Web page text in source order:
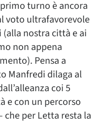
turno è ancora
voto ultrafavorevole
nostra città e ai
non appena
Pensa a
Manfredi dilaga al
coi 5
e con un percorso
per Letta resta la